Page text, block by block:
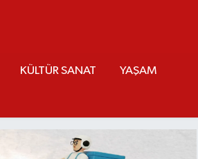
KÜLTÜR SANAT YAŞAM